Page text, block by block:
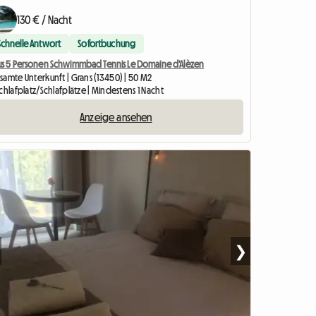
130 € / Nacht
Antwort Sofortbuchung
5 Personen Schwimmbad Tennis Le Domaine d'Alèzen
Unterkunft | Grans (13450) | 50 M2
Schlafplätze | Mindestens 1 Nacht
Anzeige ansehen
❯